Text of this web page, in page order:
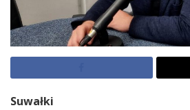
Suwałki